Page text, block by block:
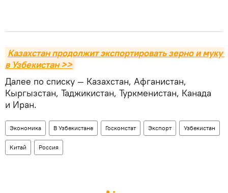
Казахстан продолжит экспортировать зерно и муку
в Узбекистан >>
Далее по списку — Казахстан, Афганистан,
Кыргызстан, Таджикистан, Туркменистан, Канада
и Иран.
Экономика В Узбекистане Госкомстат Экспорт Узбекистан
Китай Россия